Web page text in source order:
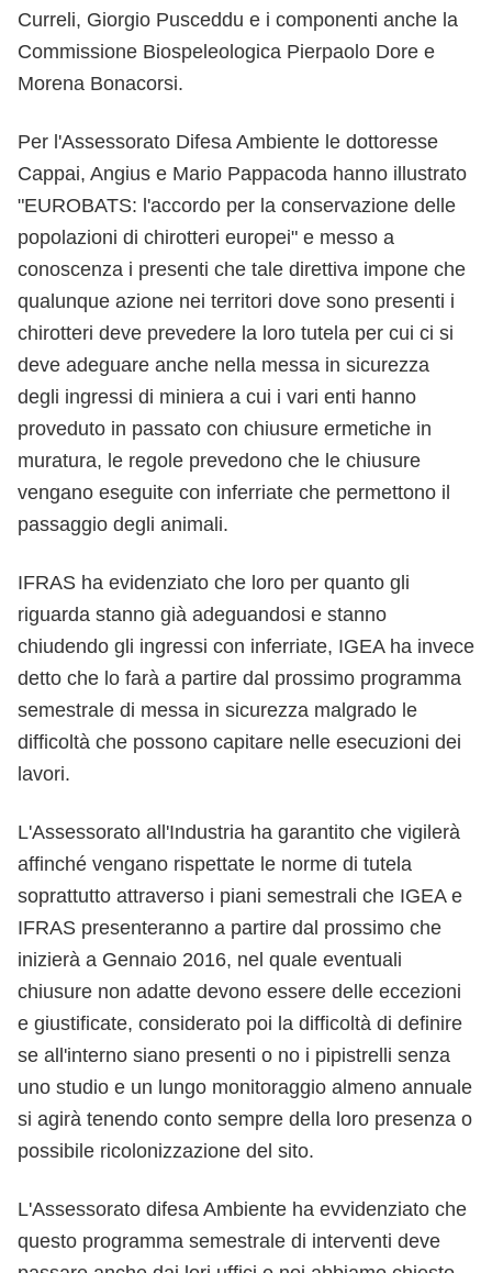
Curreli, Giorgio Pusceddu e i componenti anche la
Commissione Biospeleologica Pierpaolo Dore e
Morena Bonacorsi.
Per l'Assessorato Difesa Ambiente le dottoresse
Cappai, Angius e Mario Pappacoda hanno illustrato
"EUROBATS: l'accordo per la conservazione delle
popolazioni di chirotteri europei" e messo a
conoscenza i presenti che tale direttiva impone che
qualunque azione nei territori dove sono presenti i
chirotteri deve prevedere la loro tutela per cui ci si
deve adeguare anche nella messa in sicurezza
degli ingressi di miniera a cui i vari enti hanno
proveduto in passato con chiusure ermetiche in
muratura, le regole prevedono che le chiusure
vengano eseguite con inferriate che permettono il
passaggio degli animali.
IFRAS ha evidenziato che loro per quanto gli
riguarda stanno già adeguandosi e stanno
chiudendo gli ingressi con inferriate, IGEA ha invece
detto che lo farà a partire dal prossimo programma
semestrale di messa in sicurezza malgrado le
difficoltà che possono capitare nelle esecuzioni dei
lavori.
L'Assessorato all'Industria ha garantito che vigilerà
affinché vengano rispettate le norme di tutela
soprattutto attraverso i piani semestrali che IGEA e
IFRAS presenteranno a partire dal prossimo che
inizierà a Gennaio 2016, nel quale eventuali
chiusure non adatte devono essere delle eccezioni
e giustificate, considerato poi la difficoltà di definire
se all'interno siano presenti o no i pipistrelli senza
uno studio e un lungo monitoraggio almeno annuale
si agirà tenendo conto sempre della loro presenza o
possibile ricolonizzazione del sito.
L'Assessorato difesa Ambiente ha evvidenziato che
questo programma semestrale di interventi deve